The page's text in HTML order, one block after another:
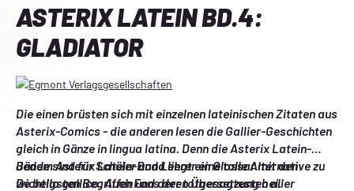
ASTERIX LATEIN BD.4:
GLADIATOR
Die einen brüsten sich mit einzelnen lateinischen Zitaten aus
Asterix-Comics - die anderen lesen die Gallier-Geschichten
gleich in Gänze in lingua latina. Denn die Asterix Latein-
Bände sind für Schüler und Lehrer eine tolle Alternative zu
De bello gallico. Auch Fans der totgesagtesten aller
Jedem Asterix Latein-Band liegt ein Glossar mit den
wichtigsten Begriffen und deren Übersetzung bei.